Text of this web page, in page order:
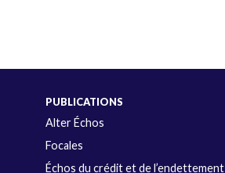
PUBLICATIONS
Alter Échos
Focales
Échos du crédit et de l’endettement